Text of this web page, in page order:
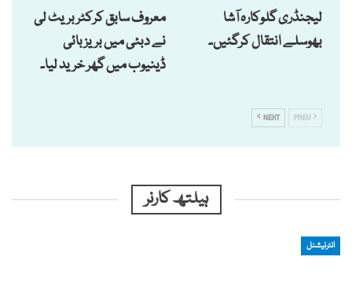
لیجنڈری گلوکارہ آشا
بھوسلے انتقال کرگئیں۔
معروف سابق کرکٹر بریٹ لی
نے دبئی میں بریزبائی
ڈینیوب میں گھر خرید لیا۔
NEXT
ہیلتھ کارنر
انٹرنیشنل